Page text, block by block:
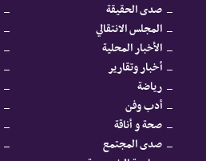
صدى الحقيقة
المجلس الانتقالي
الأخبار المحلية
أخبار وتقارير
رياضة
أدب وفن
صحة و أناقة
صدى المجتمع